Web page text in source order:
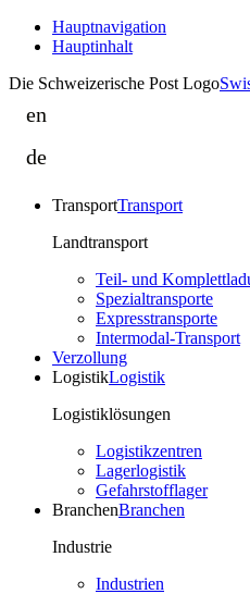
Hauptnavigation
Hauptinhalt
Die Schweizerische Post Logo
en
Relatra
is
of
Post
Cargo
de
Relatra
Teil
von
Cargo
TransportTransport
Landtransport
Teil- und
Spezialtransporte
Expresstransporte
Intermodal-Transport
Verzollung
LogistikLogistik
Logistiklösungen
Logistikzentren
Lagerlogistik
Gefahrstofflager
BranchenBranchen
Industrie
Industrien